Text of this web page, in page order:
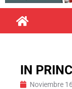
IN
Noviembre